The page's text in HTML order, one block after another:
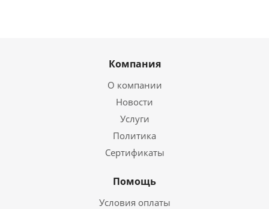
Компания
О компании
Новости
Услуги
Политика
Сертификаты
Помощь
Условия оплаты